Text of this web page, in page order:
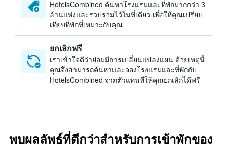
HotelsCombined ค้นหาโรงแรมและที่พักมากกว่า 3
ล้านแห่งและรวบรวมไว้ในที่เดียว เพื่อให้คุณเปรียบ
เทียบที่พักที่เหมาะกับคุณ
ยกเลิกฟรี
เราเข้าใจดีว่าย่อมมีการเปลี่ยนแปลงแผน ด้วยเหตุนี้
คุณจึงสามารถค้นหาและจองโรงแรมและที่พักกับ
HotelsCombined จากตัวแทนที่ให้คุณยกเลิกได้ฟรี
พบผลลัพธ์ที่ดีกว่าสำหรับการเข้าพักของ